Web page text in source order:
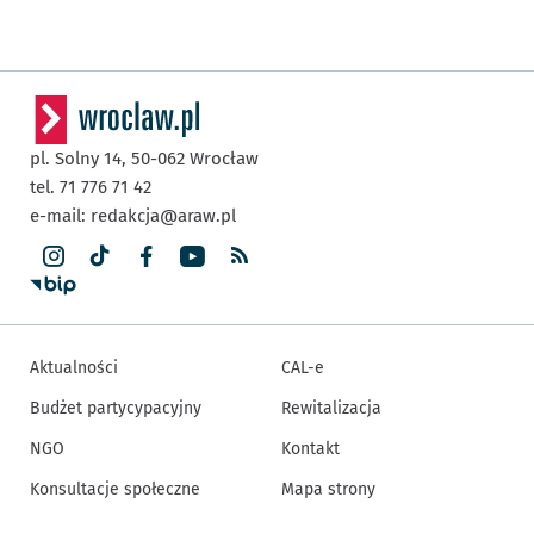
pl. Solny 14, 50-062 Wrocław
tel. 71 776 71 42
e-mail: redakcja@araw.pl
Aktualności
Budżet partycypacyjny
NGO
Konsultacje społeczne
CAL-e
Rewitalizacja
Kontakt
Mapa strony